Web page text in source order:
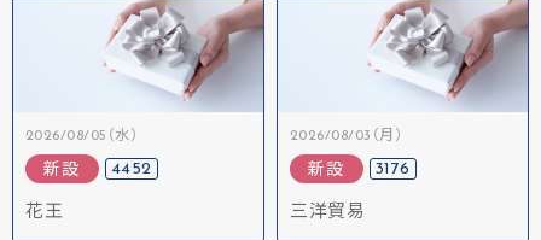
2026/08/05（水）
新設 4452
花王
2026/08/03（月）
新設 3176
三洋貿易